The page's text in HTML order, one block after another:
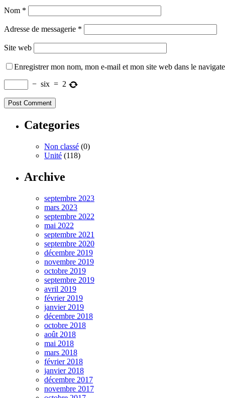
Nom *
Adresse de messagerie *
Site web
Enregistrer mon nom, mon e-mail et mon site web dans le
− six = 2
Categories
Non classé (0)
Unité (118)
Archive
septembre 2023
mars 2023
septembre 2022
mai 2022
septembre 2021
septembre 2020
décembre 2019
novembre 2019
octobre 2019
septembre 2019
avril 2019
février 2019
janvier 2019
décembre 2018
octobre 2018
août 2018
mai 2018
mars 2018
février 2018
janvier 2018
décembre 2017
novembre 2017